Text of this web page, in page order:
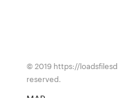
© 2019 https://
reserved.